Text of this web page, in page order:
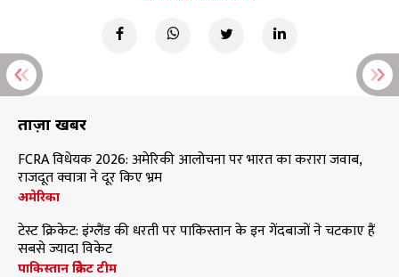
ताज़ा खबरें
FCRA विधेयक 2026: अमेरिकी आलोचना पर भारत का करारा जवाब,
राजदूत क्वात्रा ने दूर किए भ्रम
अमेरिका
टेस्ट क्रिकेट: इंग्लैंड की धरती पर पाकिस्तान के इन गेंदबाजों ने चटकाए हैं
सबसे ज्यादा विकेट
पाकिस्तान क्रिकेट टीम